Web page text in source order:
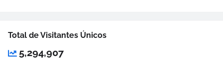
Total de Visitantes Únicos
5,294,907